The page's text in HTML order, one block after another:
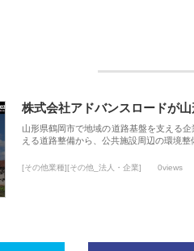
株式会社アドバンスロードが
山形県鶴岡市で地域の道路基盤を支える
える道路整備から、公共施設周辺の環境
[その他業種][その他_法人・企業] 0views